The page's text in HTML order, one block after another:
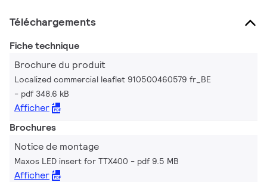
Téléchargements
Fiche technique
Brochure du produit
Localized commercial leaflet 910500460579 fr_BE
pdf 348.6 kB
Afficher
Brochures
Notice de montage
Maxos LED insert for TTX400 pdf 9.5 MB
Afficher